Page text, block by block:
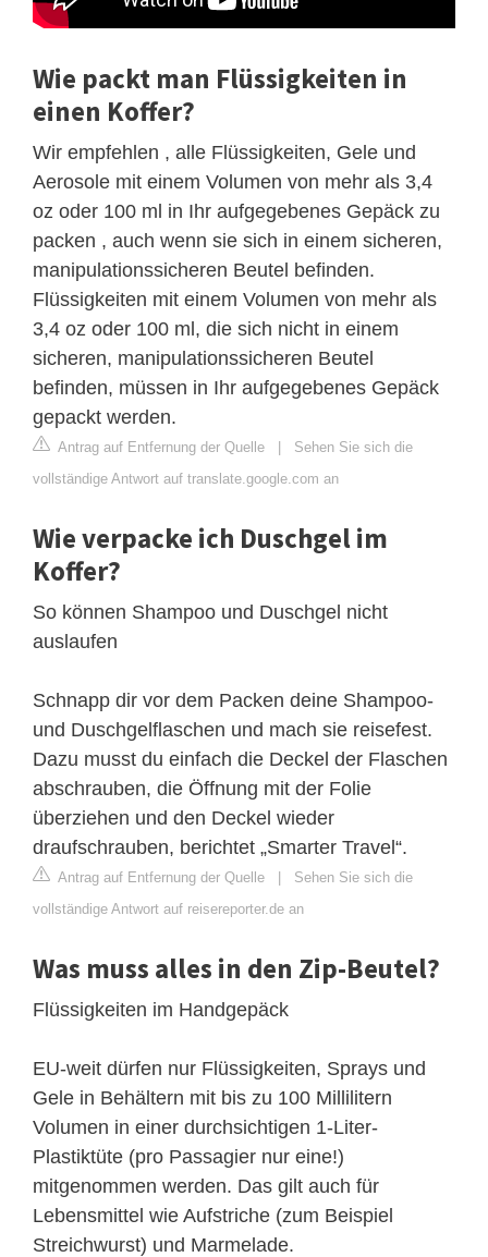
Wie packt man Flüssigkeiten in
einen Koffer?
Wir empfehlen , alle Flüssigkeiten, Gele und
Aerosole mit einem Volumen von mehr als 3,4
oz oder 100 ml in Ihr aufgegebenes Gepäck zu
packen , auch wenn sie sich in einem sicheren,
manipulationssicheren Beutel befinden.
Flüssigkeiten mit einem Volumen von mehr als
3,4 oz oder 100 ml, die sich nicht in einem
sicheren, manipulationssicheren Beutel
befinden, müssen in Ihr aufgegebenes Gepäck
gepackt werden.
Antrag auf Entfernung der Quelle | Sehen Sie sich die
vollständige Antwort auf translate.google.com an
Wie verpacke ich Duschgel im
Koffer?
So können Shampoo und Duschgel nicht
auslaufen
Schnapp dir vor dem Packen deine Shampoo-
und Duschgelflaschen und mach sie reisefest.
Dazu musst du einfach die Deckel der Flaschen
abschrauben, die Öffnung mit der Folie
überziehen und den Deckel wieder
draufschrauben, berichtet „Smarter Travel“.
Antrag auf Entfernung der Quelle | Sehen Sie sich die
vollständige Antwort auf reisereporter.de an
Was muss alles in den Zip-Beutel?
Flüssigkeiten im Handgepäck
EU-weit dürfen nur Flüssigkeiten, Sprays und
Gele in Behältern mit bis zu 100 Millilitern
Volumen in einer durchsichtigen 1-Liter-
Plastiktüte (pro Passagier nur eine!)
mitgenommen werden. Das gilt auch für
Lebensmittel wie Aufstriche (zum Beispiel
Streichwurst) und Marmelade.